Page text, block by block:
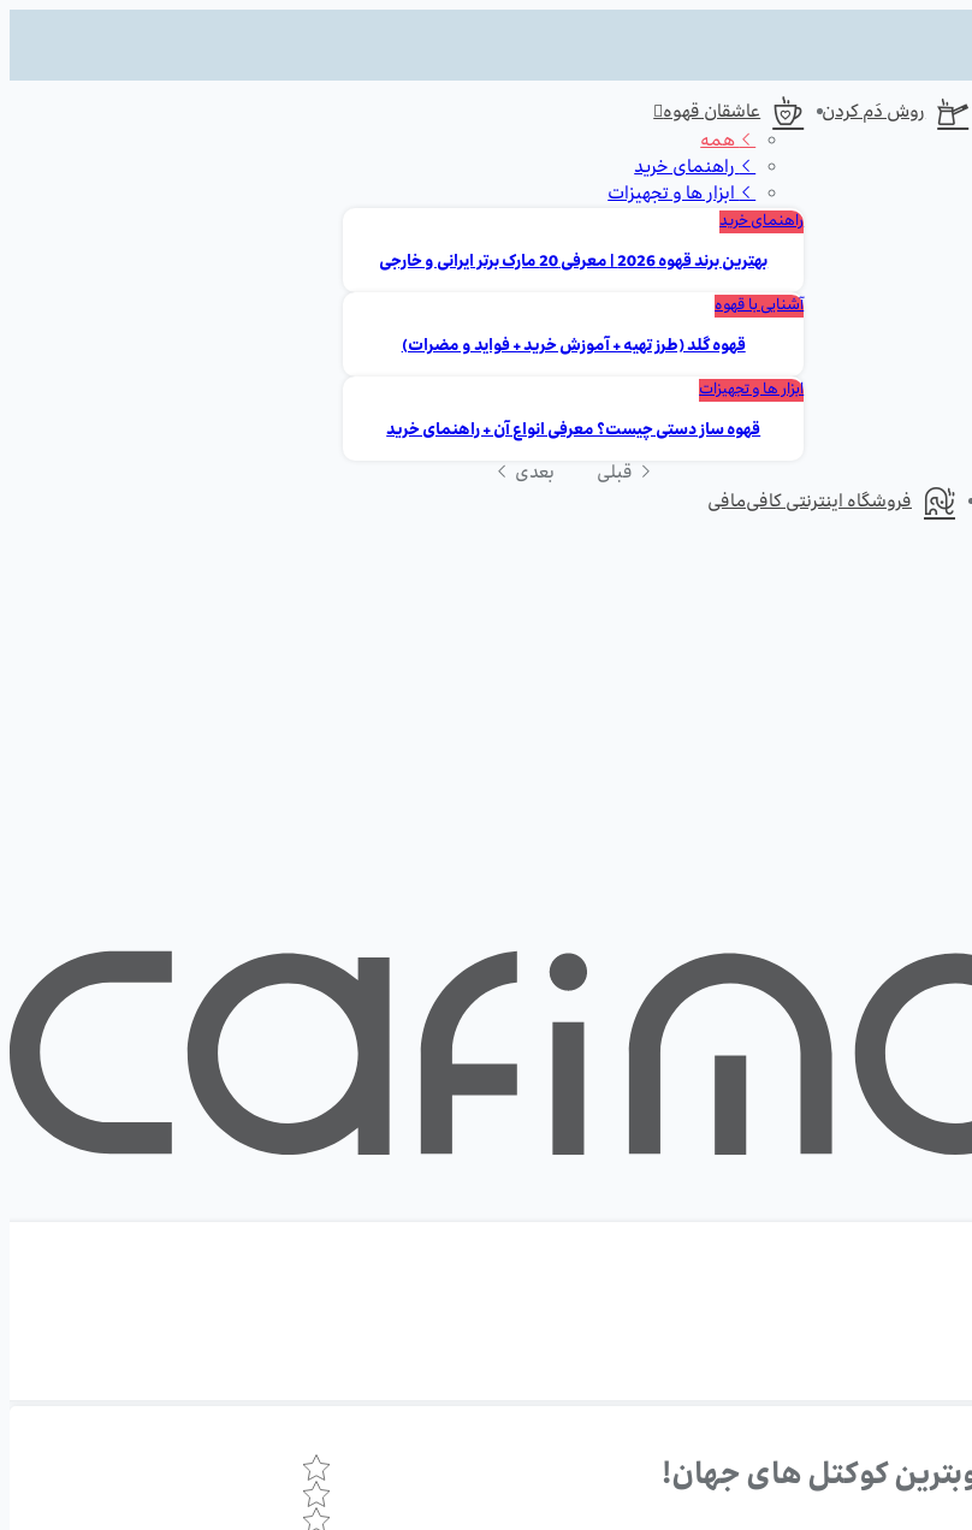
روش دَم کردن
عاشقان قهوه
همه
راهنمای خرید
ابزار ها و تجهیزات
راهنمای خرید
بهترین برند قهوه 2026 | معرفی 20 مارک برتر ایرانی و خارجی
آشنایی با قهوه
قهوه گلد (طرز تهیه + آموزش خرید + فواید و مضرات)
ابزار ها و تجهیزات
قهوه ساز دستی چیست؟ معرفی انواع آن + راهنمای خرید
قبلی
بعدی
فروشگاه اینترنتی کافی‌مافی
کوکتل های جهان!